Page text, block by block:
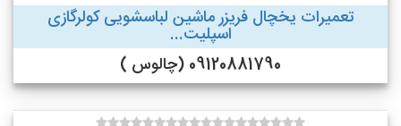
تعمیرات یخچال فریزر ماشین لباسشویی کولرگازی
اسپلیت...
09120881790 (چالوس )